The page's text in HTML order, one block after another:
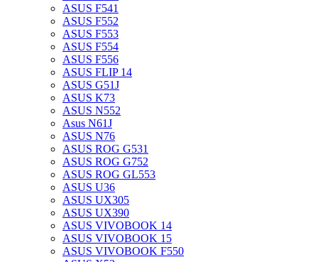
ASUS F541
ASUS F552
ASUS F553
ASUS F554
ASUS F556
ASUS FLIP 14
ASUS G51J
ASUS K73
ASUS N552
Asus N61J
ASUS N76
ASUS ROG G531
ASUS ROG G752
ASUS ROG GL553
ASUS U36
ASUS UX305
ASUS UX390
ASUS VIVOBOOK 14
ASUS VIVOBOOK 15
ASUS VIVOBOOK F550